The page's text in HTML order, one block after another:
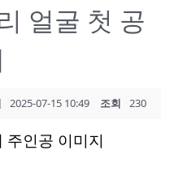
얼굴 첫 공
2025-07-15 10:49 조회 230